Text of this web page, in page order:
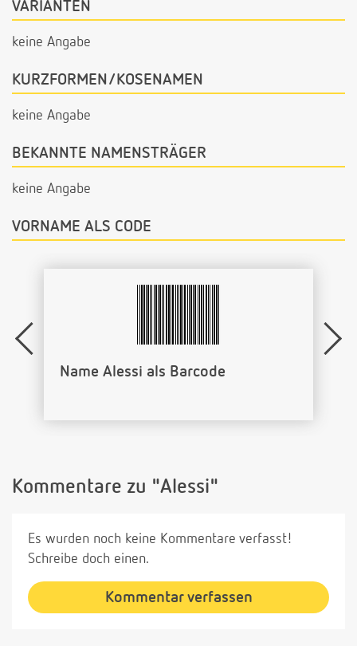
VARIANTEN
keine Angabe
KURZFORMEN/KOSENAMEN
keine Angabe
BEKANNTE NAMENSTRÄGER
keine Angabe
VORNAME ALS CODE
Name Alessi als Barcode
Kommentare zu "Alessi"
Es wurden noch keine Kommentare verfasst!
Schreibe doch einen.
Kommentar verfassen